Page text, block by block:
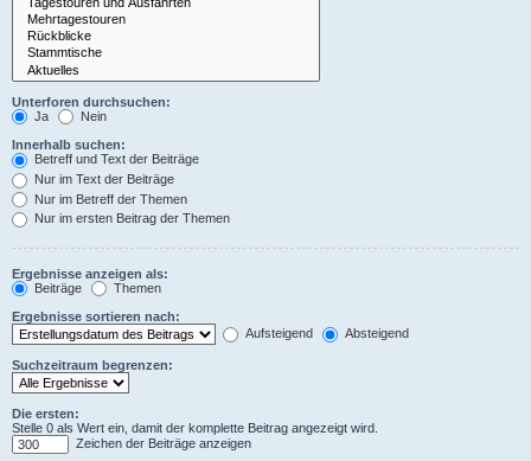
Unterforen durchsuchen:
Ja
Nein
Innerhalb suchen:
Betreff und Text der Beiträge
Nur im Text der Beiträge
Nur im Betreff der Themen
Nur im ersten Beitrag der Themen
Ergebnisse anzeigen als:
Beiträge
Themen
Ergebnisse sortieren nach:
Aufsteigend
Absteigend
Suchzeitraum begrenzen:
Die ersten:
Stelle 0 als Wert ein, damit der komplette Beitrag angezeigt wird.
Zeichen der Beiträge anzeigen